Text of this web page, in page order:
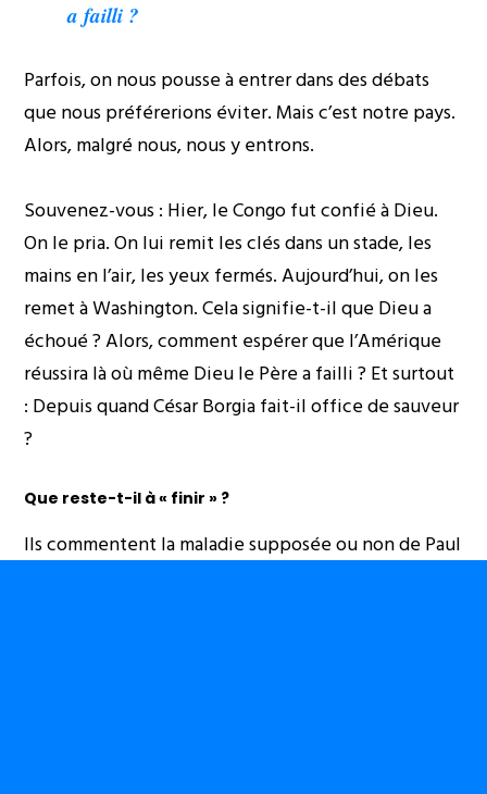
a failli ?
Parfois, on nous pousse à entrer dans des débats
que nous préférerions éviter. Mais c’est notre pays.
Alors, malgré nous, nous y entrons.
Souvenez-vous : Hier, le Congo fut confié à Dieu.
On le pria. On lui remit les clés dans un stade, les
mains en l’air, les yeux fermés. Aujourd’hui, on les
remet à Washington. Cela signifie-t-il que Dieu a
échoué ? Alors, comment espérer que l’Amérique
réussira là où même Dieu le Père a failli ? Et surtout
: Depuis quand César Borgia fait-il office de sauveur
?
Que reste-t-il à « finir » ?
Ils commentent la maladie supposée ou non de Paul